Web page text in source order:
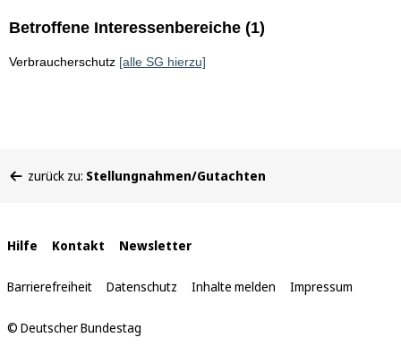
Betroffene Interessenbereiche (1)
Verbraucherschutz [alle SG hierzu]
befinden
zurück zu: Stellungnahmen/Gutachten
Interne
Links
Hilfe Kontakt Newsletter
Barrierefreiheit Datenschutz Inhalte melden Impressum
© Deutscher Bundestag